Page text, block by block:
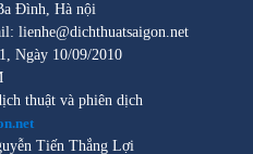
Đình, Hà nội
lienhe@dichthuatsaigon.net
Ngày 10/09/2010
thuật và phiên dịch
Tiến Thắng Lợi